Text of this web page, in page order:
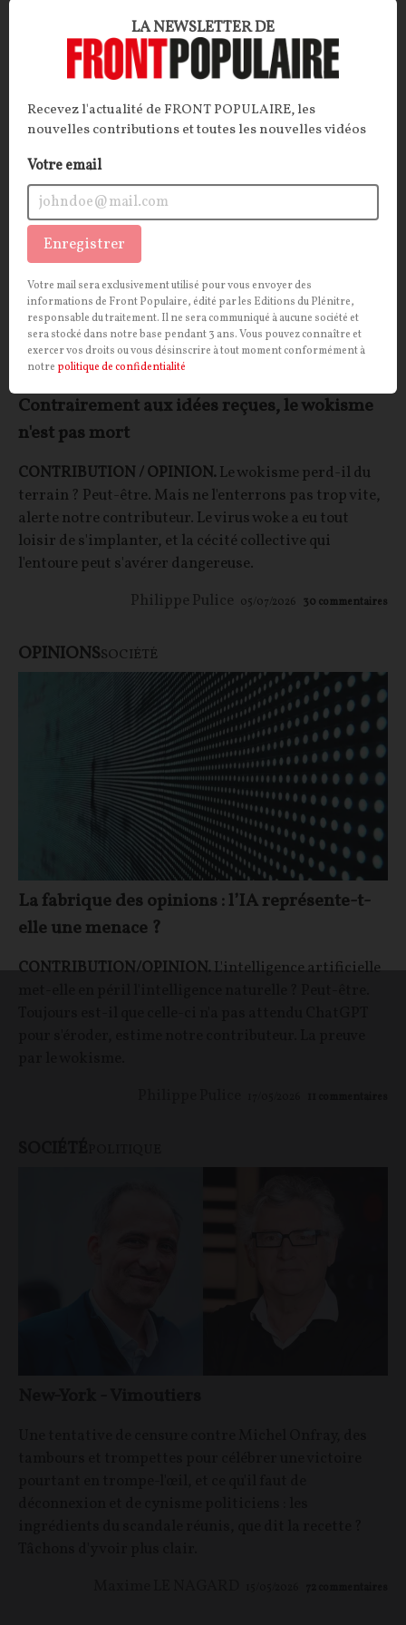
. Interrogée par Politico, la dirigeante de
France Télévision fait part de ses inquiétudes et de ses
analyses, qui confinent volontiers au fantasme.
La Rédaction 17/07/2026 27
OPINIONSSOCIÉTÉ
Contrairement aux idées reçues, le wokisme
n'est pas mort
CONTRIBUTION / OPINION.Le wokisme perd-il du
terrain ? Peut-être. Mais ne l'enterrons pas trop vite,
alerte notre contributeur. Le virus woke a eu tout
loisir de s'implanter, et la cécité collective qui
l'entoure peut s'avérer dangereuse.
Philippe Pulice 05/07/2026 30 commentaires
OPINIONSSOCIÉTÉ
La fabrique des opinions : l’IA représente-t-
elle une menace ?
CONTRIBUTION/OPINION.L'intelligence artificielle
LA NEWSLETTER DE
Recevez l'actualité de FRONT POPULAIRE, les
nouvelles contributions et toutes les nouvelles vidéos
Votre email
Enregistrer
Votre mail sera exclusivement utilisé pour vous envoyer des
informations de Front Populaire, édité par les Editions du Plénitre,
responsable du traitement. Il ne sera communiqué à aucune société et
sera stocké dans notre base pendant 3 ans. Vous pouvez connaître et
exercer vos droits ou vous désinscrire à tout moment conformément à
notre politique de confidentialité